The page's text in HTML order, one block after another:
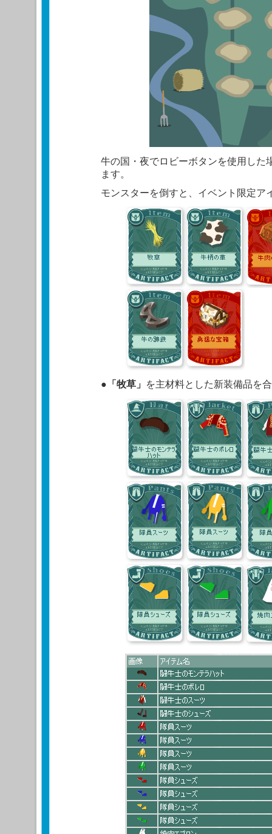
牛の国・夜でロビーボタンを使用した
ます。
モンスターを倒すと、イベント限定ア
● 「牧草」 を主材料とした新装備品を